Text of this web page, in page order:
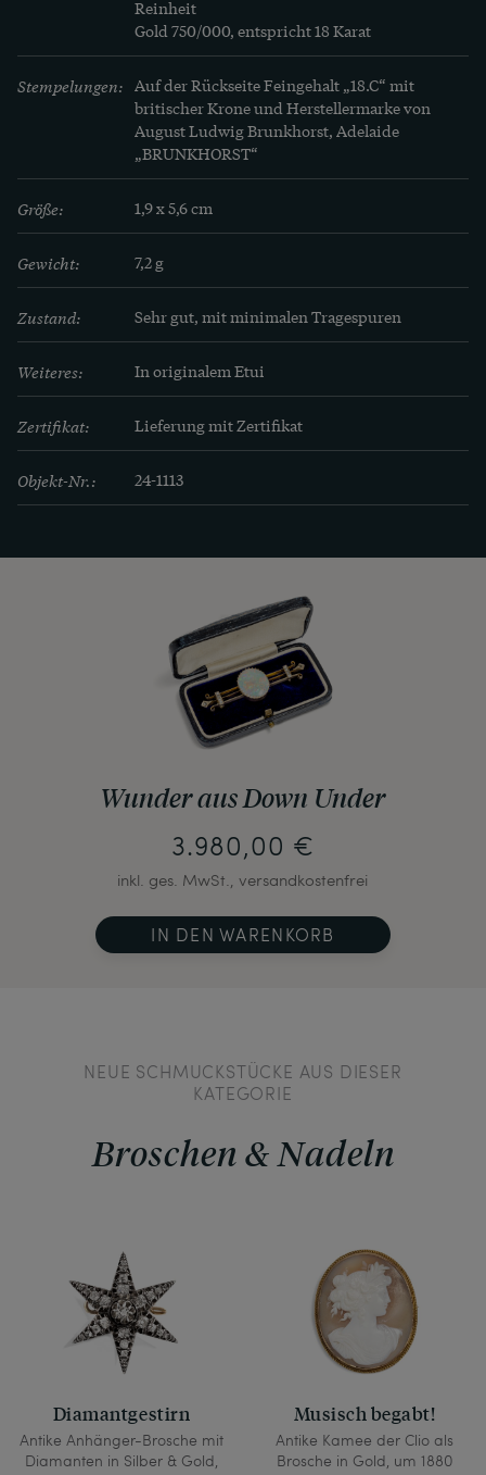
Mehr Erfahren
Vor der Entdeckung von Edelopalen in Australien
waren die Opalgruben im ungarischen Dubník
die einzige europäische Mine für Edelopale.
Durch die Entdeckung der australischen
Opalvorkommen konnten die Dubniker Gruben,
die seit dem 15. Jahrhundert vor allem kleine
Steine hervorbrachten, auf dem Markt nicht
mithalten und wurden 1922 stillgelegt.
Bedeutende Fund- und Schmuckstücke mit
ungarischen Opalen sind heute im
Naturhistorischen Museum Wien sowie im
Reinheit
Gold 750/000, entspricht 18 Karat
Stempelungen: Auf der Rückseite Feingehalt „18.C“ mit
britischer Krone und Herstellermarke von
August Ludwig Brunkhorst, Adelaide
„BRUNKHORST“
Größe: 1,9 x 5,6 cm
Gewicht: 7,2 g
Zustand: Sehr gut, mit minimalen Tragespuren
Weiteres: In originalem Etui
Zertifikat: Lieferung mit Zertifikat
Objekt-Nr.: 24-1113
Wunder aus Down Under
3.980,00 €
inkl. ges. MwSt., versandkostenfrei
IN DEN WARENKORB
NEUE SCHMUCKSTÜCKE AUS DIESER
KATEGORIE
Broschen & Nadeln
Diamantgestirn
Antike Anhänger-Brosche mit
Diamanten in Silber & Gold,
Musisch begabt!
Antike Kamee der Clio als
Brosche in Gold, um 1880